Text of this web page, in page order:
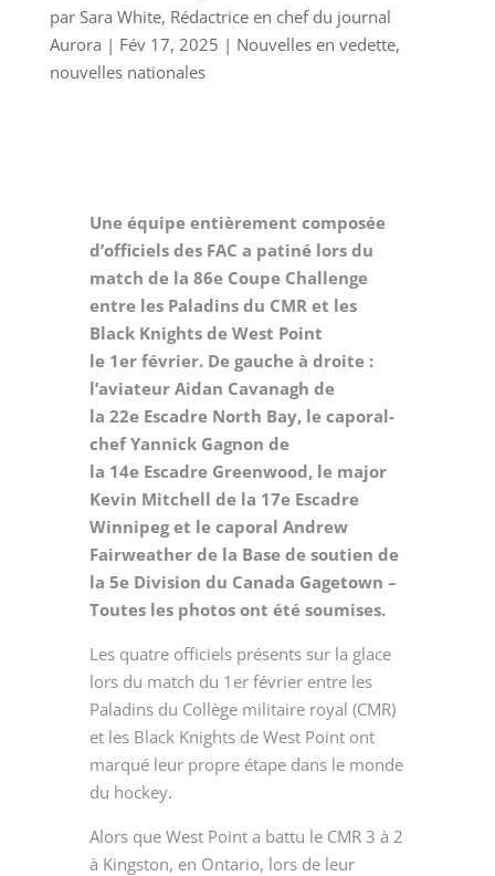
par Sara White, Rédactrice en chef du journal
Aurora | Fév 17, 2025 | Nouvelles en vedette,
nouvelles nationales
Une équipe entièrement composée
d’officiels des FAC a patiné lors du
match de la 86e Coupe Challenge
entre les Paladins du CMR et les
Black Knights de West Point
le 1er février. De gauche à droite :
l’aviateur Aidan Cavanagh de
la 22e Escadre North Bay, le caporal-
chef Yannick Gagnon de
la 14e Escadre Greenwood, le major
Kevin Mitchell de la 17e Escadre
Winnipeg et le caporal Andrew
Fairweather de la Base de soutien de
la 5e Division du Canada Gagetown –
Toutes les photos ont été soumises.
Les quatre officiels présents sur la glace
lors du match du 1 erfévrier entre les
Paladins du Collège militaire royal (CMR)
et les Black Knights de West Point ont
marqué leur propre étape dans le monde
du hockey.
Alors que West Point a battu le CMR 3 à 2
à Kingston, en Ontario, lors de leur